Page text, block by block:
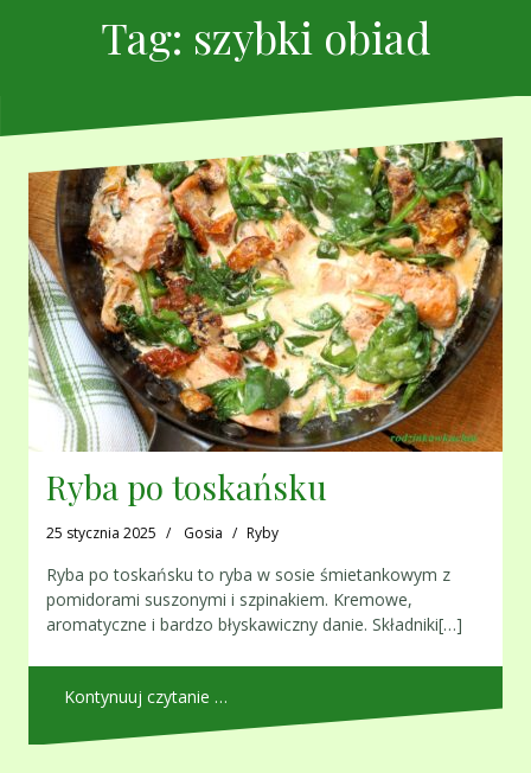
Tag: szybki obiad
Ryba po toskańsku
25 stycznia 2025 Gosia Ryby
Ryba po toskańsku to ryba w sosie śmietankowym z
pomidorami suszonymi i szpinakiem. Kremowe,
aromatyczne i bardzo błyskawiczny danie. Składniki[…]
Kontynuuj czytanie …